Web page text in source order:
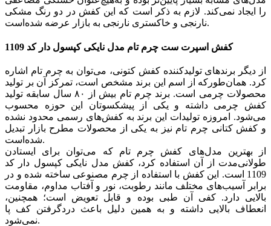
را ایجاد نمی‌کند. لازم به ذکر است که این کفش در دو رنگ مشکی
نارنجی و خاکستری نارنجی به بازار عرضه شده‌است.
کفش اسپرت ست چرم تام مدل نایکی کپسول دار کد 1109
از دیگر برندهای تولیدکننده کفش کتونی، می‌توان به چرم تام اشاره
کرد. همان‌طورکه از اسم این برند مشخص است، تمرکز آن بر تولید
محصولات چرمی است. برند چرم تام بیش از ۸۰ سال سابقه تولید
کفش چرمی داشته و یکی از پیشکسوتان این حوزه محسوب
می‌شود. امروزه تولیدات این برند به کفش‌های رسمی محدود نشده
و کفش کتانی چرم تام نیز به یکی از محصولات مطرح بازار تبدیل
شده‌است.
از بهترین مدل‌های کفش چرم تام که می‌توان برای ایستادن‌
طولانی‌مدت از آن استفاده کرد، کفش مدل نایکی کپسول دار کد
1109 است. این کفش با استفاده از چرم مصنوعی ساخته شده و در
برابر آسیب‌های مختلف مانند رطوبت، نور و آفتاب مداوم، مقاومت
بالایی دارد. کفی آن طبی بوده و قابل تعویض است؛ همچنین،
انعطاف بالایی داشته و به همین دلیل باعث دردگرفتن کف پا
نمی‌شود.